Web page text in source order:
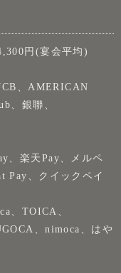
円(宴会平均)
、AMERICAN
、銀聯、
、楽天Pay、メルペ
Pay、クイックペイ
、TOICA、
、nimoca、はや